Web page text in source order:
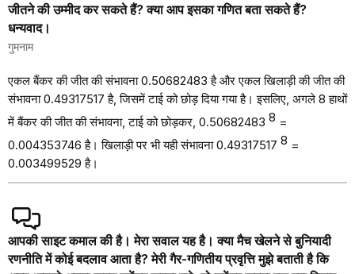
जीतने की उम्मीद कर सकते हैं? क्या आप इसका गणित बता सकते हैं?
धन्यवाद।
गुमनाम
एकल बैंकर की जीत की संभावना 0.50682483 है और एकल खिलाड़ी की जीत की
संभावना 0.49317517 है, जिसमें टाई को छोड़ दिया गया है। इसलिए, अगले 8 हाथों
में बैंकर की जीत की संभावना, टाई को छोड़कर, 0.50682483 8 =
0.004353746 है। खिलाड़ी पर भी यही संभावना 0.49317517 8 =
0.003499529 है।
आपकी साइट कमाल की है। मेरा सवाल यह है। क्या मैच खेलने से बुनियादी
रणनीति में कोई बदलाव आता है? मेरी गैर-गणितीय प्रवृत्ति मुझे बताती है कि